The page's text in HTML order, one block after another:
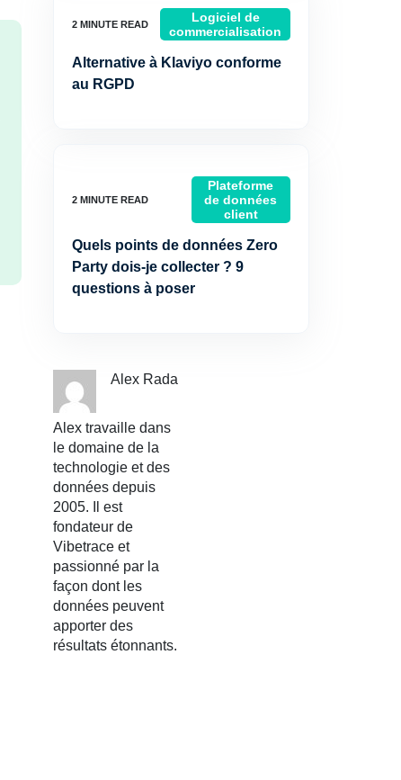
Logiciel de
commercialisation
Alternative à Klaviyo conforme
au RGPD
Plateforme
de données
client
Quels points de données Zero
Party dois-je collecter ? 9
questions à poser
Alex Rada
Alex travaille dans
le domaine de la
technologie et des
données depuis
2005. Il est
fondateur de
Vibetrace et
passionné par la
façon dont les
données peuvent
apporter des
résultats étonnants.